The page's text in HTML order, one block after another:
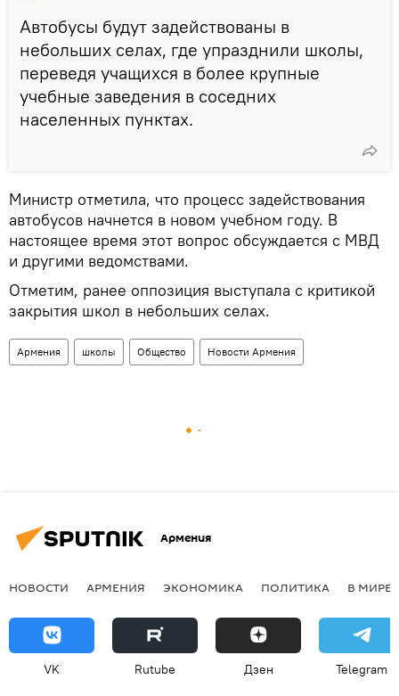
Автобусы будут задействованы в
небольших селах, где упразднили школы,
переведя учащихся в более крупные
учебные заведения в соседних
населенных пунктах.
Министр отметила, что процесс задействования
автобусов начнется в новом учебном году. В
настоящее время этот вопрос обсуждается с МВД
и другими ведомствами.
Отметим, ранее оппозиция выступала с критикой
закрытия школ в небольших селах.
Армения школы Общество Новости Армения
Армения
НОВОСТИ АРМЕНИЯ ЭКОНОМИКА ПОЛИТИКА В МИРЕ
VK Rutube Дзен Telegram